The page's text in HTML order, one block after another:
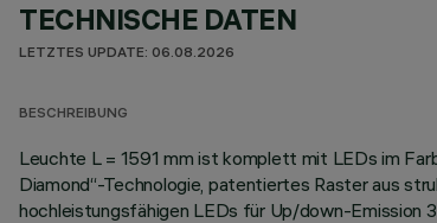
TECHNISCHE DATEN
LETZTES UPDATE: 06.08.2026
BESCHREIBUNG
Leuchte L = 1591 mm ist komplett mit LEDs im
Diamond“-Technologie, patentiertes Raster aus
hochleistungsfähigen LEDs für Up/down-Emission